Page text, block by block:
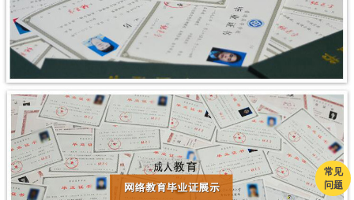
常见
问题